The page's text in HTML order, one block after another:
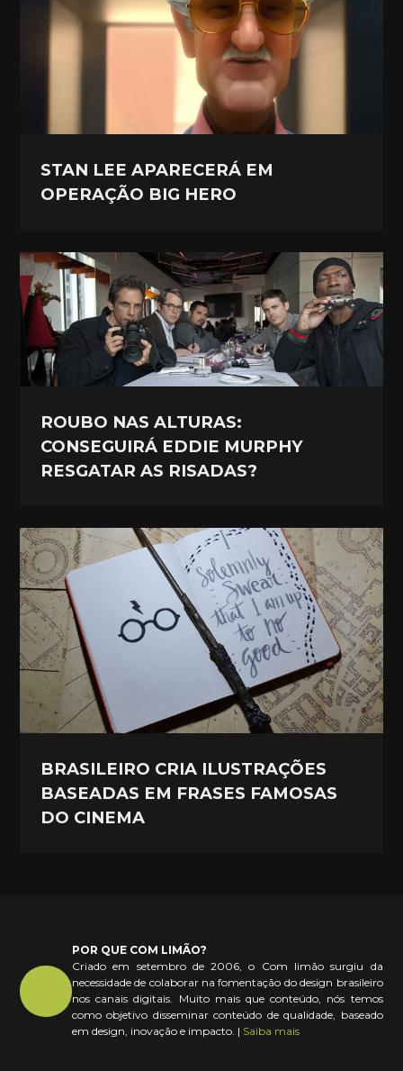
STAN LEE APARECERÁ EM
OPERAÇÃO BIG HERO
ROUBO NAS ALTURAS:
CONSEGUIRÁ EDDIE MURPHY
RESGATAR AS RISADAS?
BRASILEIRO CRIA ILUSTRAÇÕES
BASEADAS EM FRASES FAMOSAS
DO CINEMA
POR QUE COM LIMÃO?
Criado em setembro de 2006, o Com limão surgiu da
necessidade de colaborar na fomentação do design brasileiro
nos canais digitais. Muito mais que conteúdo, nós temos
como objetivo disseminar conteúdo de qualidade, baseado
em design, inovação e impacto. | Saiba mais